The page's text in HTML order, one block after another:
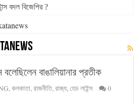
বদল বিজেপির ?
বাঙালিয়ানার প্রতীক
,কলকাতা,রাজনীতি,রাজ্য,হেড লাইন্স 0